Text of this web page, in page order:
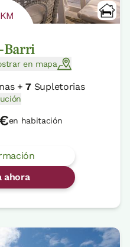
KM
Barri
en mapa
+7 Supletorias
en habitación
ahora